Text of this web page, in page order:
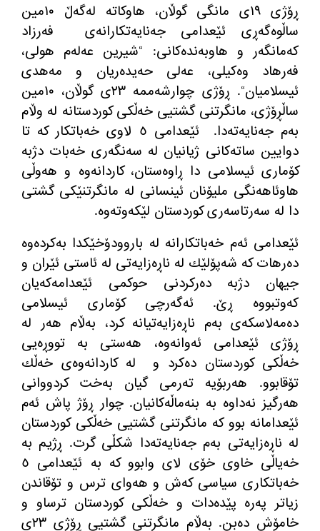
ڕۆژی ١٩ی مانگی گوڵان، هاوكاته
لهگه
ڵ ١٠مین
ساڵوهگهڕی ئێعدامی جهنایهتكارانهی فهرزاد
كهمانگهر و هاوبهندهكانی: “شیرین عهلهم هولی،
فهرهاد وهكیلی، عهلی حهیدهریان و مههدی
ئیسلامیان“. ڕۆژی چوارشهممه ‌
٢٣ی گوڵان، ١٠مین
ساڵڕۆژی، مانگرتنی گشتیی خهڵكی كوردستانه له وڵام
بهم جهنایهتهدا. ئێعدامی ٥ لاوی خه باتكار كه تا
دوایین ساتهكانی ژیانیان له سهنگهری خهبات دژبه
كۆماری ئیسلامی دا ڕاوهستان، كاردانهوه و ههوڵی
هاوئاههنگی ملیۆنان ئینسانی له مانگرتنێكی گشتی
دا له سهرتاسهری كوردستان لێكهوتهوه‌.
ئێعدامی ئهم خهباتكارانه له باروودۆخێكدا بهكردهوه
دهرهات كه شهپۆلێك له ناڕهزایهتی له ئاستی ئێران و
جیهان دژبه ‌دهركردنی حوكمی ئێعدامهكهیان
كهوتبووه ڕێ. ئهگهرچی كۆماری ئیسلامی
دهمهلاسكهی بهم ناڕهزایهتیانه ‌كرد، بهڵام ههر له
ڕۆژی ئێعدامی ئهوانهوه، ههستی به تووڕهیی
خهڵكی كوردستان دهكرد و له ‌كاردانهوهی خهڵك
تۆقابوو. ههربۆیه ‌تهرمی گیان بهخت كردووانی
ههرگیز نهداوه به بنهماڵهكانیان.چوار ڕۆژ پاش ئهم
ئێعدامانه بوو كه مانگرتنی گشتیی خهڵكی كوردستان
له ناڕهزایهتی بهم جهنایهتهدا شكڵی گرت. ڕژیم به
خهیاڵی خاوی خۆی لای وابوو كه به
ئێعدامی ٥
خهباتكاری سیاسی كهش و ههوای ترس و تۆقاندن
زیاتر پهره پێدهدات و خهڵكی كوردستان ترساو و
خامۆش دهبن. به
ڵام مانگرتنی گشتیی ڕۆژی ٢٣ی